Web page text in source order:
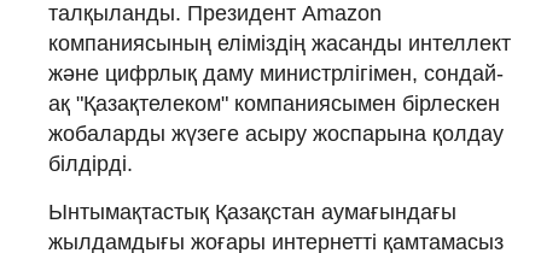
талқыланды. Президент Amazon
компаниясының еліміздің жасанды интеллект
және цифрлық даму министрлігімен, сондай-
ақ "Қазақтелеком" компаниясымен бірлескен
жобаларды жүзеге асыру жоспарына қолдау
білдірді.
Ынтымақтастық Қазақстан аумағындағы
жылдамдығы жоғары интернетті қамтамасыз